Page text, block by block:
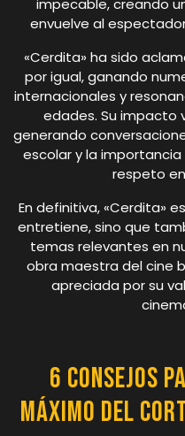
impecable, creando
envuelve al
«Cerdita» ha sido
por igual, ganando
internacionales y
edades. Su impacto
generando
escolar y la
respeto
En definitiva, «Cerdita»
entretiene, sino que
temas relevantes en
obra maestra del cine
apreciada por su
6 Consejos
Máximo del